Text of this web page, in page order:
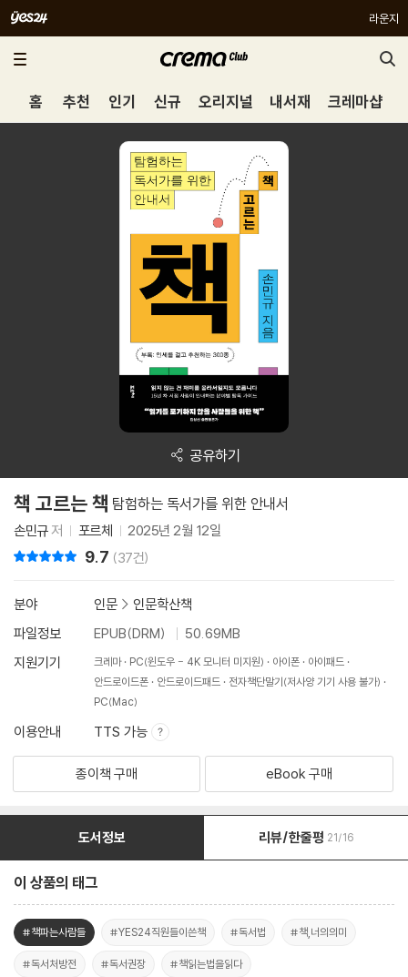
라운지
홈 추천 인기 신규 오리지널 내서재 크레마샵
공유하기
책 고르는 책 탐험하는 독서가를 위한 안내서
손민규저 포르체 2025년 2월 12일
9.7 (37건)
분야 인문 > 인문학산책
파일정보
EPUB(DRM)
50.69MB
지원기기
크레마 PC(윈도우 - 4K 모니터 미지원) 아이폰
아이패드
안드로이드폰
안드로이드패드
전자책단말기(저사양 기기 사용 불가)
PC(Mac)
이용안내 TTS 가능
종이책 구매 eBook 구매
도서정보 리뷰/한줄평 21/16
이 상품의 태그
#책파는사람들 #YES24직원들이쓴책 #독서법 #책,너의의미
#독서처방전 #독서권장 #책읽는법을읽다